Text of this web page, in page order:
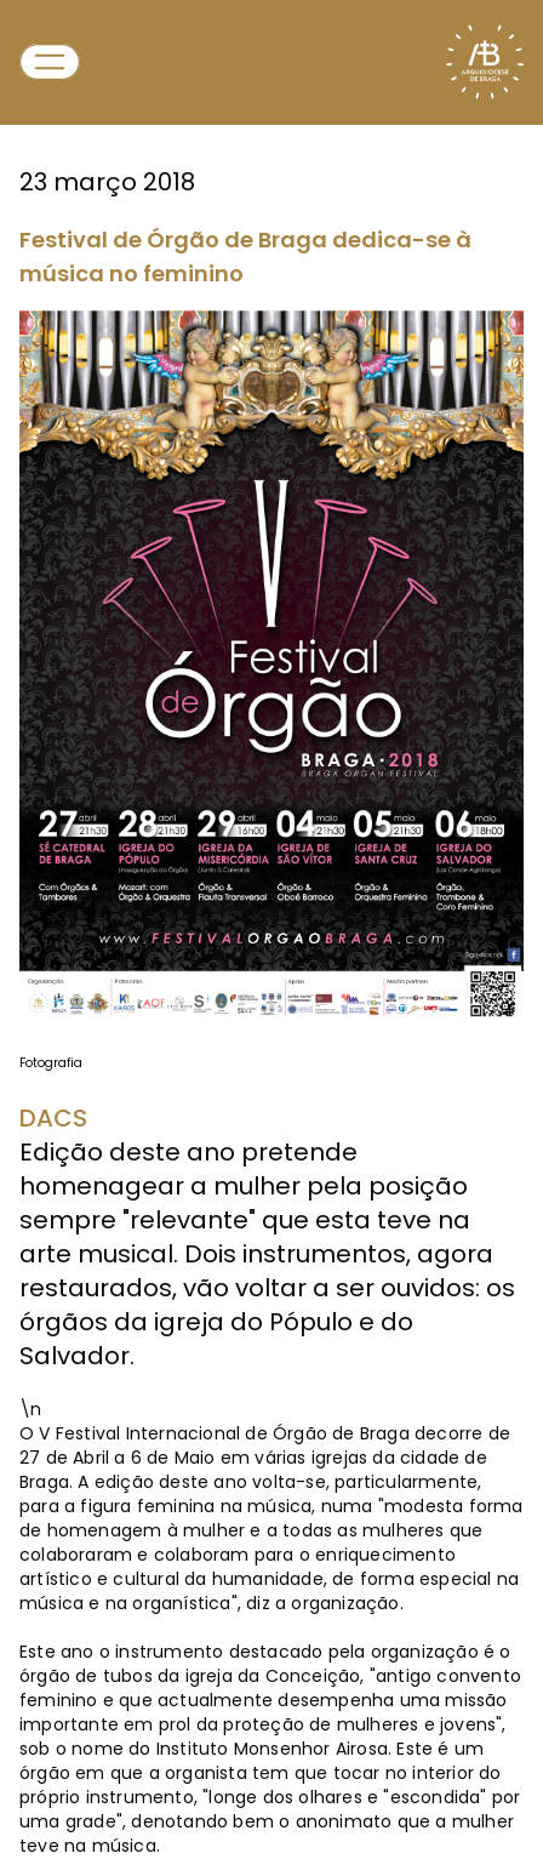
23 março 2018
Festival de Órgão de Braga dedica-se à
música no feminino
Fotografia
DACS
Edição deste ano pretende
homenagear a mulher pela posição
sempre "relevante" que esta teve na
arte musical. Dois instrumentos, agora
restaurados, vão voltar a ser ouvidos: os
órgãos da igreja do Pópulo e do
Salvador.
\n
O V Festival Internacional de Órgão de Braga decorre de
27 de Abril a 6 de Maio em várias igrejas da cidade de
Braga. A edição deste ano volta-se, particularmente,
para a figura feminina na música, numa "modesta forma
de homenagem à mulher e a todas as mulheres que
colaboraram e colaboram para o enriquecimento
artístico e cultural da humanidade, de forma especial na
música e na organística", diz a organização.
Este ano o instrumento destacado pela organização é o
órgão de tubos da igreja da Conceição, "antigo convento
feminino e que actualmente desempenha uma missão
importante em prol da proteção de mulheres e jovens",
sob o nome do Instituto Monsenhor Airosa. Este é um
órgão em que a organista tem que tocar no interior do
próprio instrumento, "longe dos olhares e "escondida" por
uma grade", denotando bem o anonimato que a mulher
teve na música.